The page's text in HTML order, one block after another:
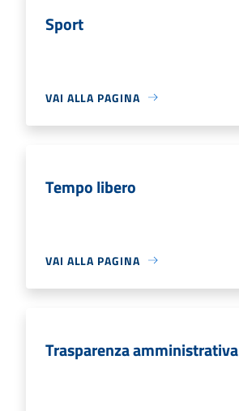
Sport
VAI ALLA PAGINA
Tempo libero
VAI ALLA PAGINA
Trasparenza amministrativa